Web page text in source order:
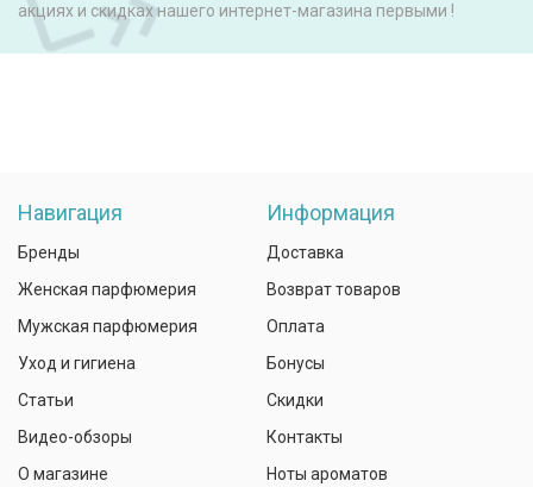
акциях и скидках нашего интернет-магазина первыми !
Навигация
Бренды
Женская парфюмерия
Мужская парфюмерия
Уход и гигиена
Статьи
Видео-обзоры
О магазине
Информация
Доставка
Возврат товаров
Оплата
Бонусы
Скидки
Контакты
Ноты ароматов